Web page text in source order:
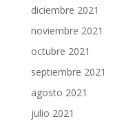
diciembre 2021
noviembre 2021
octubre 2021
septiembre 2021
agosto 2021
julio 2021